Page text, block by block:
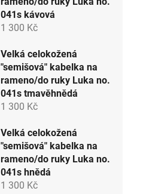
041s kávová
1 300 Kč
Velká celokožená
"semišová" kabelka na
rameno/do ruky Luka no.
041s tmavěhnědá
1 300 Kč
Velká celokožená
"semišová" kabelka na
rameno/do ruky Luka no.
041s hnědá
1 300 Kč